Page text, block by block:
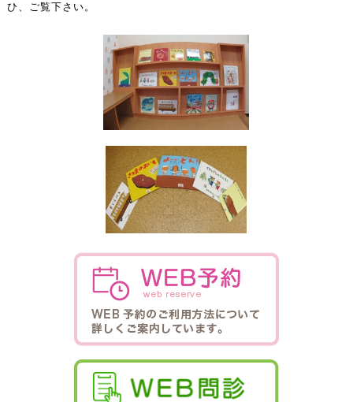
ひ、ご覧下さい。